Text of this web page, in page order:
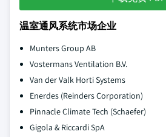
温室通风系统市场企业
Munters Group AB
Vostermans Ventilation B.V.
Van der Valk Horti Systems
Enerdes (Reinders Corporation)
Pinnacle Climate Tech (Schaefer)
Gigola & Riccardi SpA